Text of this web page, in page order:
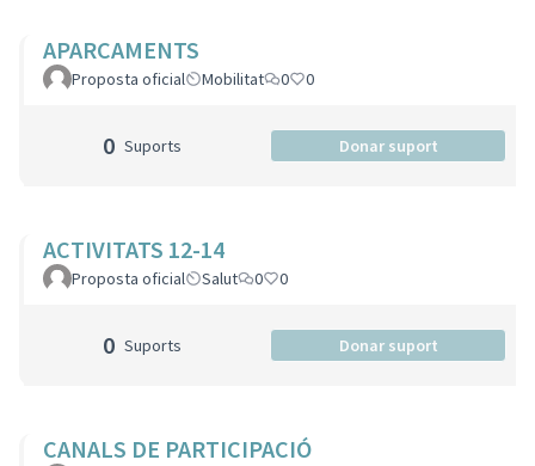
APARCAMENTS
Proposta oficial Mobilitat 0 0
0 Suports Donar suport
ACTIVITATS 12-14
Proposta oficial Salut 0 0
0 Suports Donar suport
CANALS DE PARTICIPACIÓ